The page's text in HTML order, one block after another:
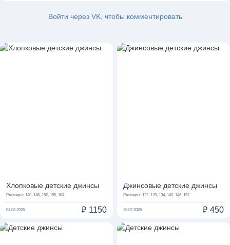
Войти через VK, чтобы комментировать
Хлопковые детские джинсы
Размеры: 140, 146, 152, 158, 164
04.08.2026 ₽ 1150
Джинсовые детские джинсы
Размеры: 122, 128, 134, 140, 146, 152
30.07.2026 ₽ 450